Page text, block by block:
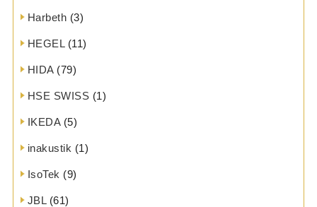
Harbeth (3)
HEGEL(11)
HIDA(79)
HSE SWISS (1)
IKEDA(5)
inakustik (1)
IsoTek (9)
JBL(61)